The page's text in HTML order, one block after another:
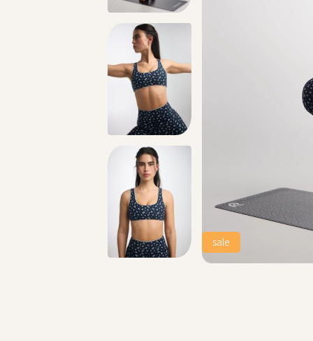
ניתן להחליף/להחזיר עד 21 ימים בכל חנויות הרשת >>
sale